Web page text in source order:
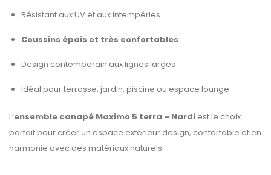
Résistant aux UV et aux intempéries
Coussins épais et très confortables
Design contemporain aux lignes larges
Idéal pour terrasse, jardin, piscine ou espace lounge
L’ensemble canapé Maximo 5 terra – Nardi est le choix
parfait pour créer un espace extérieur design, confortable et en
harmonie avec des matériaux naturels.